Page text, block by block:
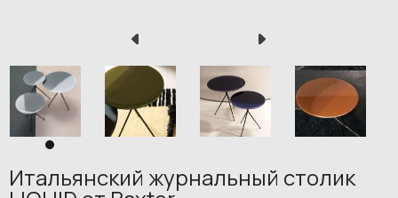
Итальянский журнальный столик